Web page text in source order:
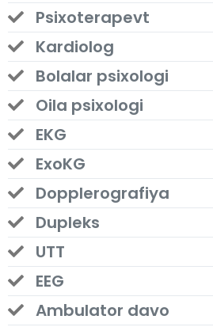
Psixoterapevt
Kardiolog
Bolalar psixologi
Oila psixologi
EKG
ExoKG
Dopplerografiya
Dupleks
UTT
EEG
Ambulator davo